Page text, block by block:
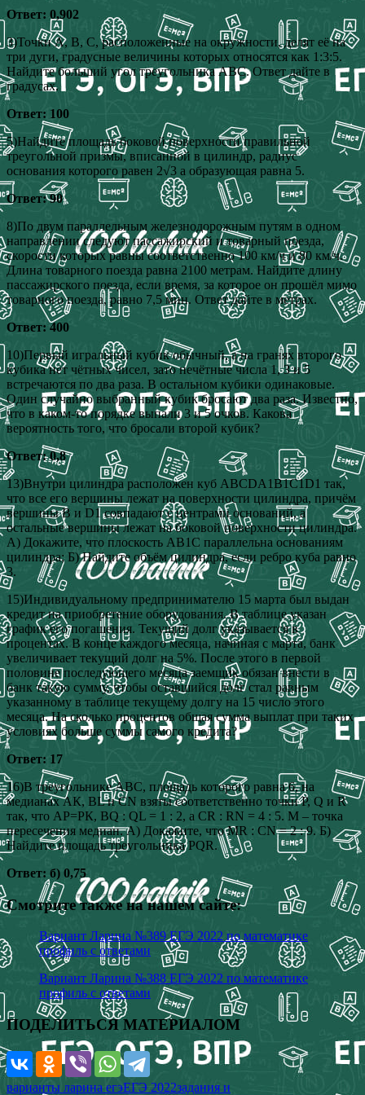
Ответ: 0,902
3)Точки А, В, С, расположенные на окружности, делят её на
три дуги, градусные величины которых относятся как 1:3:5.
Найдите больший угол треугольника АВС. Ответ дайте в
градусах.
Ответ: 100
5)Найдите площадь боковой поверхности правильной
треугольной призмы, вписанной в цилиндр, радиус
основания которого равен 2√3 а образующая равна 5.
Ответ: 90
8)По двум параллельным железнодорожным путям в одном
направлении следуют пассажирский и товарный поезда,
скорости которых равны соответственно 100 км/ч и 80 км/ч.
Длина товарного поезда равна 2100 метрам. Найдите длину
пассажирского поезда, если время, за которое он прошёл мимо
товарного поезда, равно 7,5 мин. Ответ дайте в метрах.
Ответ: 400
10)Первый игральный кубик обычный, а на гранях второго
кубика нет чётных чисел, зато нечётные числа 1, З и 5
встречаются по два раза. В остальном кубики одинаковые.
Один случайно выбранный кубик бросают два раза. Известно,
что в каком‐то порядке выпали 3 и 5 очков. Какова
вероятность того, что бросали второй кубик?
Ответ: 0,8
13)Внутри цилиндра расположен куб АВСDА1B1C1D1 так,
что все его вершины лежат на поверхности цилиндра, причём
вершины В и D1 совпадают с центрами оснований, а
остальные вершины лежат на боковой поверхности цилиндра.
А) Докажите, что плоскость АВ1С параллельна основаниям
цилиндра; Б) Найдите объём цилиндра, если ребро куба равно
3.
15)Индивидуальному предпринимателю 15 марта был выдан
кредит на приобретение оборудования. В таблице указан
график его погашения. Текущий долг указывается в
процентах. В конце каждого месяца, начиная с марта, банк
увеличивает текущий долг на 5%. После этого в первой
половине последующего месяца заемщик обязан внести в
банк такую сумму, чтобы оставшийся долг стал равным
указанному в таблице текущему долгу на 15 число этого
месяца. На сколько процентов общая сумма выплат при таких
условиях больше суммы самого кредита?
Ответ: 17
16)В треугольнике АВС, площадь которого равна 6, на
медианах АК, BL и CN взяты соответственно точки P, Q и R
так, что АР=РК, BQ : QL = 1 : 2, а CR : RN = 4 : 5. M – точка
пересечения медиан. А) Докажите, что MR : CN = 2 : 9. Б)
Найдите площадь треугольника PQR.
Ответ: б) 0,75
Смотрите также на нашем сайте:
Вариант Ларина №389 ЕГЭ 2022 по математике
профиль с ответами
Вариант Ларина №388 ЕГЭ 2022 по математике
профиль с ответами
ПОДЕЛИТЬСЯ МАТЕРИАЛОМ
варианты ларина егэЕГЭ 2022задания и